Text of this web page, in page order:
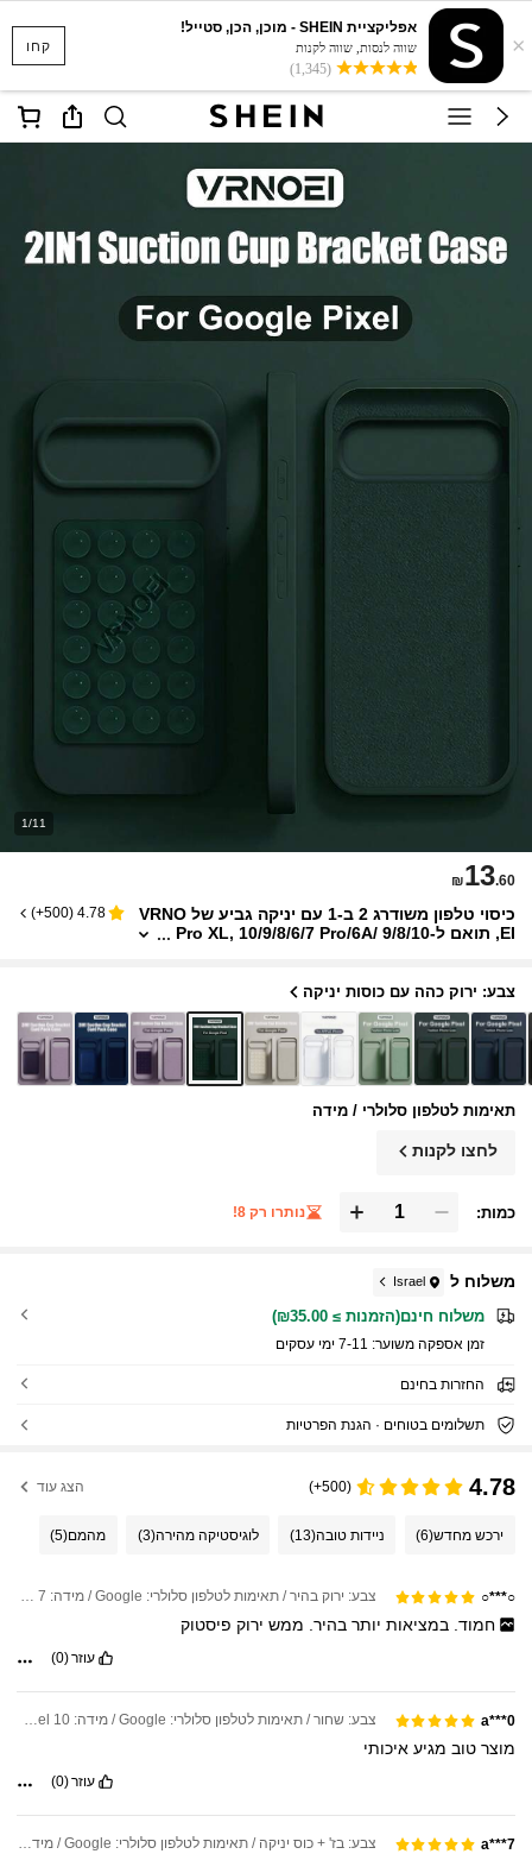
קחו ×
אפליקציית SHEIN - מוכן, הכן, סטייל!
שווה לנסות, שווה לקנות
(1,345)
1/11
₪13.60
כיסוי טלפון משודרג 2 ב-1 עם יניקה גביע של VRNO
EI, תואם ל-9/8/10 Pro XL, 10/9/8/6/7 Pro/6A/
4.78
(
500+
)
צבע: ירוק כהה עם כוסות יניקה
תאימות לטלפון סלולרי / מידה
לחצו לקנות
כמות: נותרו רק 8!
משלוח ל Israel
משלוח חינם(הזמנות ≥ ₪35.00)
זמן אספקה ​​משוער: 7-11 ימי עסקים
החזרות בחינם
תשלומים בטוחים · הגנת הפרטיות
4.78
(500+) הצג עוד
ירכש מחדש(6) ניידות טובה(13) לוגיסטיקה מהירה(3) מהמם(5)
○***○ צבע: ירוק בהיר / תאימות לטלפון סלולרי: Google / מידה: Google Pixel 7
חמוד. במציאות יותר בהיר. ממש ירוק פיסטוק
עוזר(0)
a***0 צבע: שחור / תאימות לטלפון סלולרי: Google / מידה: Google Pixel 10
מוצרטוב מגיעאיכותי
עוזר(0)
a***7 צבע: בז' + כוס יניקה / תאימות לטלפון סלולרי: Google / מידה: Google Pixel 10